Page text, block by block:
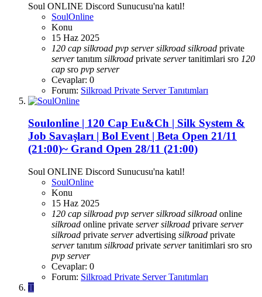
Soul ONLINE Discord Sunucusu'na katıl!
SoulOnline
Konu
15 Haz 2025
120 cap silkroad pvp server silkroad silkroad private
servertanıtım silkroad private servertanitimlari sro 120
cap sro pvp server
Cevaplar: 0
Forum: Silkroad Private Server Tanıtımları
Soulonline | 120 Cap Eu&Ch | Silk System &
Job Savaşları | Bol Event | Beta Open 21/11
(21:00)~ Grand Open 28/11 (21:00)
Soul ONLINE Discord Sunucusu'na katıl!
SoulOnline
Konu
15 Haz 2025
120 cap silkroad pvp server silkroad silkroad online
silkroad online private server silkroad privare server
silkroad private serveradvertising silkroad private
servertanıtım silkroad private servertanitimlari sro sro
pvp server
Cevaplar: 0
Forum: Silkroad Private Server Tanıtımları
T